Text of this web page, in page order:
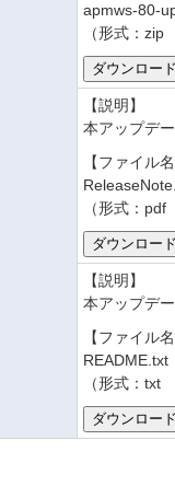
apmws-80-
（形式：
【説明】
本アップデ
【ファイル
（形式：
【説明】
本アップデ
【ファイル
README.txt
（形式：txt